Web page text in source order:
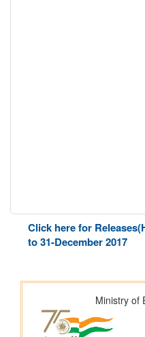
Click here for
to 31-December 2017